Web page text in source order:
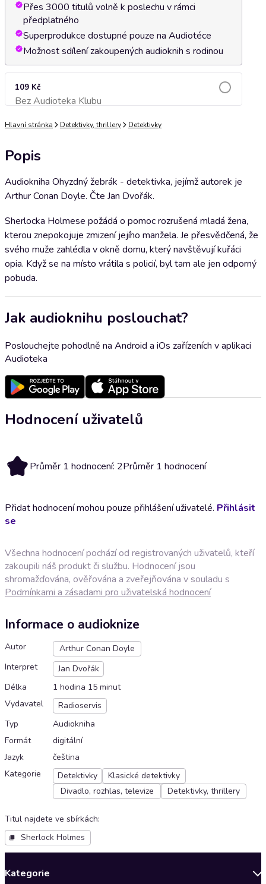
Přes 3000 titulů volně k poslechu v rámci
předplatného
Superprodukce dostupné pouze na Audiotéce
Možnost sdílení zakoupených audioknih s rodinou
109 Kč
Bez Audioteka KlubuPřidat do košíku
Hlavní stránka Detektivky, thrillery Detektivky
Popis
Audiokniha Ohyzdný žebrák - detektivka, jejímž autorek je
Arthur Conan Doyle. Čte Jan Dvořák.
Sherlocka Holmese požádá o pomoc rozrušená mladá žena,
kterou znepokojuje zmizení jejího manžela. Je přesvědčená, že
svého muže zahlédla v okně domu, který navštěvují kuřáci
opia. Když se na místo vrátila s policií, byl tam ale jen odporný
pobuda.
Jak audioknihu poslouchat?
Poslouchejte pohodlně na Android a iOs zařízeních v aplikaci
Audioteka
Hodnocení uživatelů
2 Průměr 1 hodnocení: 2Průměr 1 hodnocení
Přidat hodnocení mohou pouze přihlášení uživatelé. Přihlásit
se
Všechna hodnocení pochází od registrovaných uživatelů, kteří
zakoupili náš produkt či službu. Hodnocení jsou
shromažďována, ověřována a zveřejňována v souladu s
Podmínkami a zásadami pro uživatelská hodnocení
Informace o audioknize
Autor
Arthur Conan Doyle
Interpret
Jan Dvořák
Délka
1 hodina 15 minut
Vydavatel
Radioservis
Typ
Audiokniha
Formát
digitální
Jazyk
čeština
Kategorie
Detektivky
Klasické detektivky
Divadlo, rozhlas, televize
Detektivky, thrillery
Titul najdete ve sbírkách:
Sherlock Holmes
Kategorie